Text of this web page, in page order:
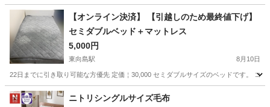
【オンライン決済】 【引越しのため最終値下げ】
セミダブルベッド＋マットレス
5,000円
東向島駅 8月10日
22日までに引き取り可能な方優先 定価￤30,000 セミダブルサイズのベッドです。 コ
東京 墨田区 東向島駅 ベッド
ニトリシングルサイズ毛布